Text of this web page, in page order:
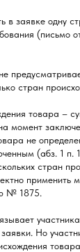
в заявке одну
стран
товара –
момент
не
(абз. 1 п.
стран
применить
№ 1875.
Но